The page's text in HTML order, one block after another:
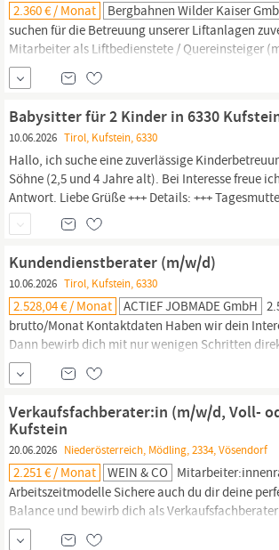
2.360 € / Monat Bergbahnen Wilder Kaiser
suchen für die Betreuung unserer Liftanlagen
Mitarbeiter als Liftbedienstete / Quereinsteiger
Benefits: einen wunderschönen Arbeitsplatz
Wilder Kaiser - Brixental die Position ist eine
in der Wintersaison von Thierseevon Ellmau
Babysitter für 2 Kinder in 6330
10.06.2026 Tirol, Kufstein, 6330
Hallo, ich suche eine zuverlässige
Söhne (2,5 und 4 Jahre alt). Bei Interesse freue
Antwort. Liebe Grüße +++ Details: +++
Kundendienstberater (m/w/d)
10.06.2026 Tirol, Kufstein, 6330
2.528,04 € / Monat ACTIEF JOBMADE GmbH
brutto/Monat Kontaktdaten Haben wir dein
Dann bewirb dich mit nur wenigen Schritten
Button JETZT BEWERBEN über unser online
Bewerbungsformular. Wir freuen uns auf deine
Anforderungsprofil Der Stelle
Deutschkenntnisse Kaufmännische oder techn.
gerne auch...
Verkaufsfachberater:in (m/w/d, Voll-
Kufstein
20.06.2026 Niederösterreich, Mödling, 2334, Vösendorf
2.251 € / Monat WEIN & CO
Arbeitszeitmodelle Sichere auch du dir deine
Balance und bewirb dich als
oder Teilzeit) für unsere Filialen in